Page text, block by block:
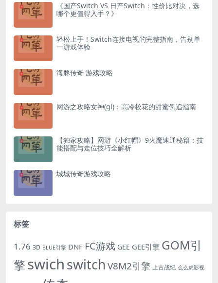
《国产Switch VS 日产Switch：性价比对决，选
哪个更值得入手？》
轻松上手！Switch连接电视的完整指南，告别单
一游戏体验
海豚传奇 游戏攻略
网游之攻略女神(gl)：高冷校花的甜蜜倒追指南
【独家攻略】网游《小红帽》9火魔速通秘籍：技
能搭配与走位技巧全解析
城城传奇游戏攻略
标签
1.76 3D BLUE引擎 DNF FC游戏 GEE GEE引擎 GOM引
擎swichswitchV8M2引擎 上古战纪 么么虎影视